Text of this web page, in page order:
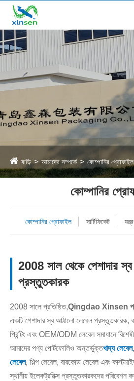
বাড়ি আমাদের সম্পর্কে কোম্পানির প্রোফাইল
কোম্পানির
কোম্পানির প্রোফাইল সার্টিফিকেট
2008 সাল থেকে পেশাদার
প্রস্তুতকারক
2008 সালে প্রতিষ্ঠিত,Qingdao Xinsen
একটি পেশাদার স্ব আঠালো লেবেল প্রস্তুতকারক,
প্রিন্টিং এবং OEM/ODM লেবেল সমাধানে
আমাদের পণ্য পোর্টফোলিও অন্তর্ভুক্তখাদ্য লেবেল,
লেবেল, শিল্প লেবেল, বারকোড লেবেল এবং
স্থানীয় ইলেকট্রনিক্স প্রস্তুতকারকদের পরিবেশন